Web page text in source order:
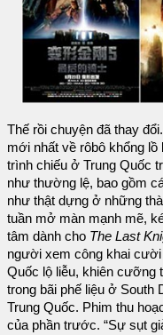
Thế rồi chuyện đã thay đổi.
mới nhất về rôbô khổng lồ
trình chiếu ở Trung Quốc
như thường lệ, bao gồm
như thật dựng ở những
tuần mở màn mạnh mẽ,
tâm dành cho The Last
người xem công khai cười
Quốc lộ liễu, khiên cưỡng
trong bãi phế liệu ở South
Trung Quốc. Phim thu
của phần trước. “Sự sụt